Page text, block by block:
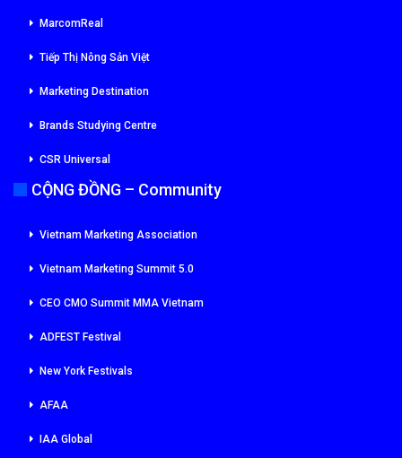
MarcomReal
Tiếp Thị Nông Sản Việt
Marketing Destination
Brands Studying Centre
CSR Universal
CỘNG ĐỒNG – Community
Vietnam Marketing Association
Vietnam Marketing Summit 5.0
CEO CMO Summit MMA Vietnam
ADFEST Festival
New York Festivals
AFAA
IAA Global